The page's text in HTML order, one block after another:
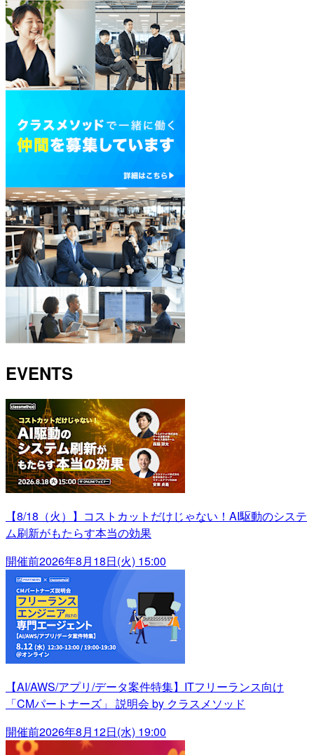
EVENTS
【8/18（火）】コストカットだけじゃない！AI駆動のシステ
ム刷新がもたらす本当の効果
開催前2026年8月18日(火) 15:00
【AI/AWS/アプリ/データ案件特集】ITフリーランス向け
「CMパートナーズ」 説明会 by クラスメソッド
開催前2026年8月12日(水) 19:00